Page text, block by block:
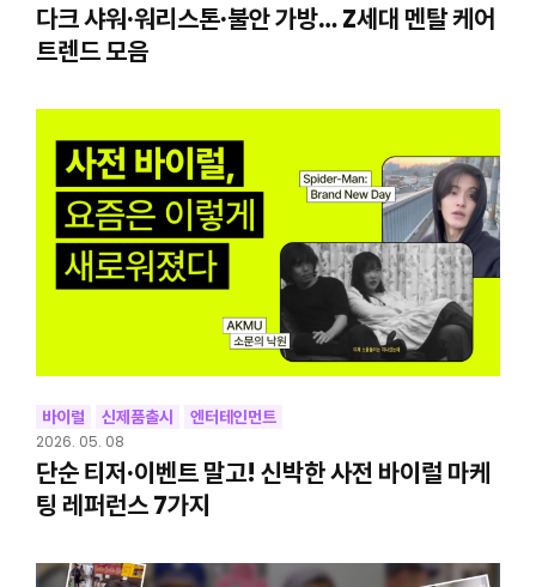
다크 샤워·워리스톤·불안 가방… Z세대 멘탈 케어
트렌드 모음
바이럴 신제품출시 엔터테인먼트
2026. 05. 08
단순 티저·이벤트 말고! 신박한 사전 바이럴 마케
팅 레퍼런스 7가지